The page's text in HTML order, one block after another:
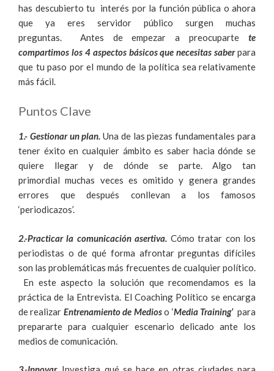
has descubierto tu interés por la función pública o ahora
que ya eres servidor público surgen muchas
preguntas. Antes de empezar a preocuparte te
compartimos los 4 aspectos básicos que necesitas saber para
que tu paso por el mundo de la política sea relativamente
más fácil.
Puntos Clave
1.- Gestionar un plan. Una de las piezas fundamentales para
tener éxito en cualquier ámbito es saber hacia dónde se
quiere llegar y de dónde se parte. Algo tan
primordial muchas veces es omitido y genera grandes
errores que después conllevan a los famosos
‘periodicazos’.
2.-Practicar la comunicación asertiva. Cómo tratar con los
periodistas o de qué forma afrontar preguntas difíciles
son las problemáticas más frecuentes de cualquier político.
En este aspecto la solución que recomendamos es la
práctica de la Entrevista. El Coaching Político se encarga
de realizar Entrenamiento de Medioso ‘Media Training’para
prepararte para cualquier escenario delicado ante los
medios de comunicación.